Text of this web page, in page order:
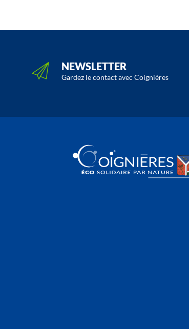
NEWSLETTER
Gardez le contact avec Coignières